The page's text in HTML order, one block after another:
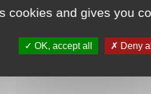
Marion
et ligne directe : professionnels,
cookies and gives you
OK, accept all Deny